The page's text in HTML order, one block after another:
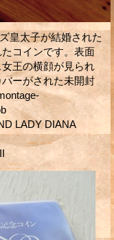
皇太子が結婚された
コインです。表面
王の横顔が見られ
ーがされた未開封
LADY DIANA